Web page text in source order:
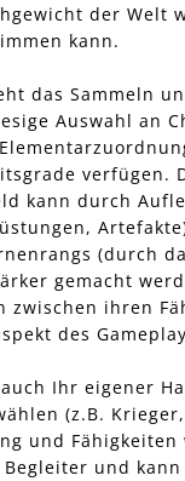
der Welt
kann.
das Sammeln
Auswahl an
verfügen.
kann durch
(durch
gemacht
zwischen ihren
des
Ihr eigener
(z.B.
und
und